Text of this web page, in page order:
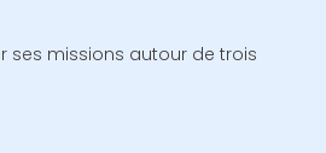
ses missions autour de trois